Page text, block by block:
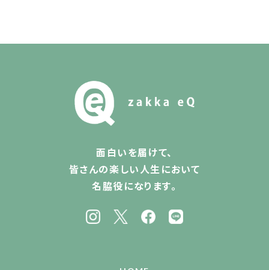
面白いを届けて、
皆さんの楽しい人生において
名脇役になります。